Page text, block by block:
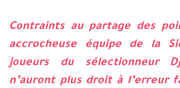
Contraints au partage des
accrocheuse équipe de la
joueurs du sélectionneur
n’auront plus droit à l’erreur